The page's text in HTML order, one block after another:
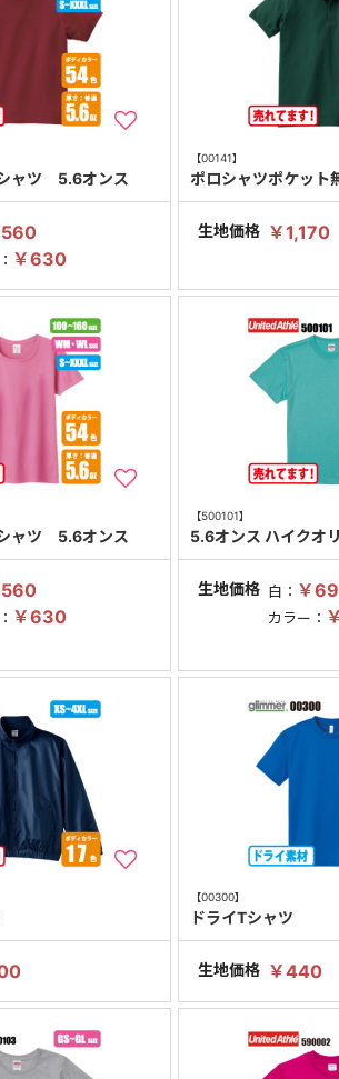
ャツ 5.6オンス
560
￥630
【00141】
ポロシャツポケット
生地価格 ￥1,170
ャツ 5.6オンス
560
￥630
【500101】
5.6オンス ハイクオ
生地価格 白： ￥
カラー：
【00300】
ドライTシャツ
生地価格 ￥440